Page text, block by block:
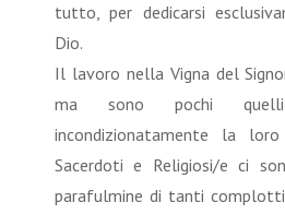
tutto, per dedicarsi
Dio.
Il lavoro nella Vigna del
ma sono pochi
incondizionatamente la
Sacerdoti e Religiosi/e ci
parafulmine di tanti